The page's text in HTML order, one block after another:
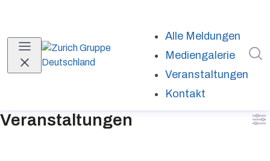
Alle Meldungen
Mediengalerie
Veranstaltungen
Kontakt
Veranstaltungen